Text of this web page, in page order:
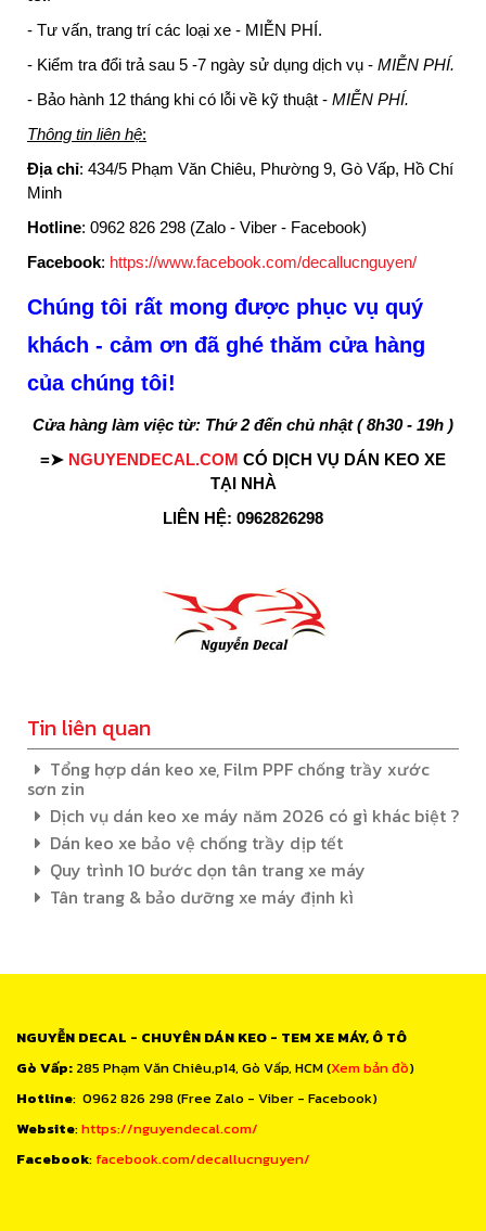
- Tư vấn, trang trí các loại xe - MIỄN PHÍ.
- Kiểm tra đổi trả sau 5 -7 ngày sử dụng dịch vụ - MIỄN PHÍ.
- Bảo hành 12 tháng khi có lỗi về kỹ thuật - MIỄN PHÍ.
Thông tin liên hệ:
Địa chỉ: 434/5 Phạm Văn Chiêu, Phường 9, Gò Vấp, Hồ Chí
Minh
Hotline: 0962 826 298 (Zalo - Viber - Facebook)
Facebook: https://www.facebook.com/decallucnguyen/
Chúng tôi rất mong được phục vụ quý
khách - cảm ơn đã ghé thăm cửa hàng
của chúng tôi!
Cửa hàng làm việc từ: Thứ 2 đến chủ nhật ( 8h30 - 19h )
=➤ NGUYENDECAL.COM CÓ DỊCH VỤ DÁN KEO XE
TẠI NHÀ
LIÊN HỆ: 0962826298
Tin liên quan
Tổng hợp dán keo xe, Film PPF chống trầy xước
sơn zin
Dịch vụ dán keo xe máy năm 2026 có gì khác biệt ?
Dán keo xe bảo vệ chống trầy dịp tết
Quy trình 10 bước dọn tân trang xe máy
Tân trang & bảo dưỡng xe máy định kì
NGUYỄN DECAL - CHUYÊN DÁN KEO - TEM XE MÁY, Ô TÔ
Gò Vấp: 285 Phạm Văn Chiêu,p14, Gò Vấp, HCM (Xem bản đồ)
Hotline: 0962 826 298 (Free Zalo - Viber - Facebook)
Website:https://nguyendecal.com/
Facebook: facebook.com/decallucnguyen/